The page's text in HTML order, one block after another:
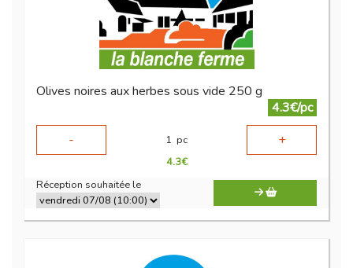
Olives noires aux herbes sous vide 250 g
4.3€/pc
-
1 pc +
4.3€
Réception souhaitée le